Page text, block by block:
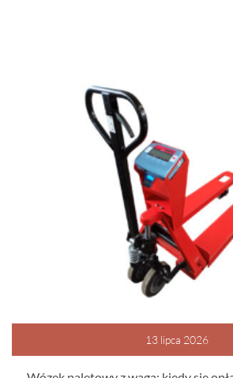
13 lipca 2026